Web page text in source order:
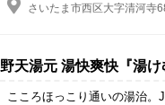
さいたま市西区大字清河寺
野天湯元 湯快爽快『湯
こころほっこり通いの湯治。